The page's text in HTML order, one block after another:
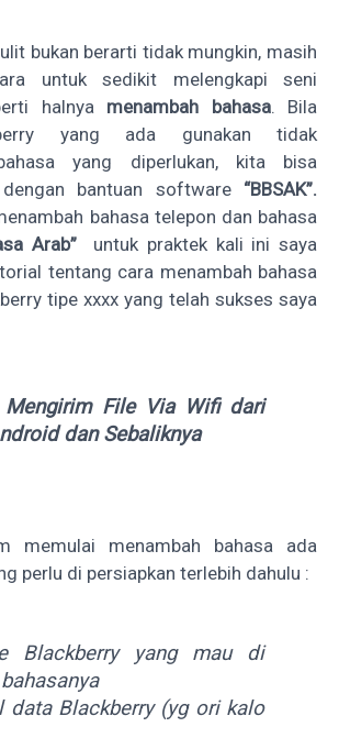
bukan berarti tidak mungkin, masih
untuk sedikit melengkapi seni
halnya menambah bahasa. Bila
yang ada gunakan tidak
yang diperlukan, kita bisa
dengan bantuan software “BBSAK”.
bahasa telepon dan bahasa
Arab”untuk praktek kali ini saya
tentang cara menambah bahasa
tipe xxxx yang telah sukses saya
Mengirim File Via Wifi dari
dan Sebaliknya
memulai menambah bahasa ada
perlu di persiapkan terlebih dahulu :
Blackberry yang mau di
data Blackberry (yg ori kalo